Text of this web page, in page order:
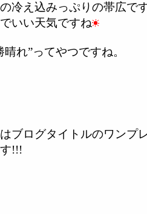
冷え込みっぷりの帯広で
いい天気ですね
晴れ”ってやつですね。
ブログタイトルのワンプ
!!!